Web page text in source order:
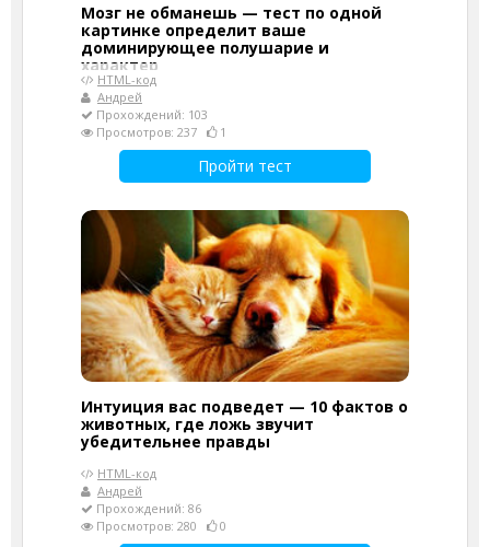
Мозг не обманешь — тест по одной
картинке определит ваше
доминирующее полушарие и
характер
HTML-код
Андрей
Прохождений: 103
Просмотров: 237
1
Пройти тест
Интуиция вас подведет — 10 фактов о
животных, где ложь звучит
убедительнее правды
HTML-код
Андрей
Прохождений: 86
Просмотров: 280
0